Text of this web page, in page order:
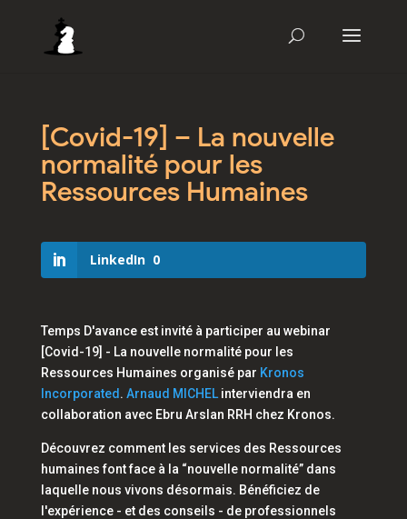
[Covid-19] – La nouvelle
normalité pour les
Ressources Humaines
LinkedIn 0
Temps D'avance est invité à participer au webinar
[Covid-19] - La nouvelle normalité pour les
Ressources Humaines organisé par Kronos
Incorporated . Arnaud MICHELinterviendra en
collaboration avec Ebru Arslan RRH chez Kronos.
Découvrez comment les services des Ressources
humaines font face à la “nouvelle normalité” dans
laquelle nous vivons désormais. Bénéficiez de
l'expérience - et des conseils - de professionnels